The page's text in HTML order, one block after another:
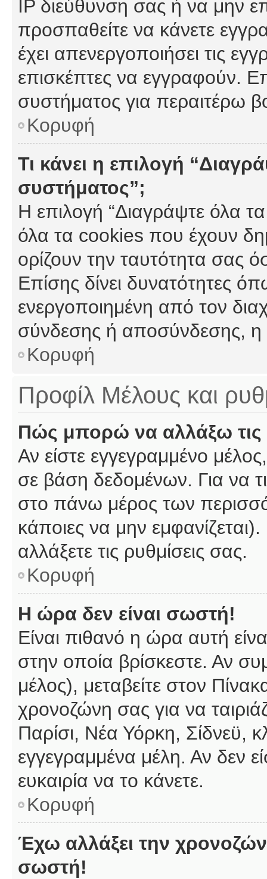
IP διεύθυνση σας ή να μην
προσπαθείτε να κάνετε
έχει απενεργοποιήσει τις
επισκέπτες να εγγραφούν.
συστήματος για περαιτέρω
Κορυφή
Τι κάνει η επιλογή
συστήματος”;
Η επιλογή “Διαγράψτε όλα
όλα τα cookies που έχουν
ορίζουν την ταυτότητα σας
Επίσης δίνει δυνατότητες
ενεργοποιημένη από τον
σύνδεσης ή αποσύνδεσης, η
Κορυφή
Προφίλ Μέλους και
Πώς μπορώ να αλλάξω τις
Αν είστε εγγεγραμμένο
σε βάση δεδομένων. Για να
στο πάνω μέρος των
κάποιες να μην
αλλάξετε τις ρυθμίσεις σας.
Κορυφή
Η ώρα δεν είναι σωστή!
Είναι πιθανό η ώρα αυτή
στην οποία βρίσκεστε. Αν
μέλος), μεταβείτε στον
χρονοζώνη σας για να
Παρίσι, Νέα Υόρκη, Σίδνεϋ,
εγγεγραμμένα μέλη. Αν δεν
ευκαιρία να το κάνετε.
Κορυφή
Έχω αλλάξει την
σωστή!